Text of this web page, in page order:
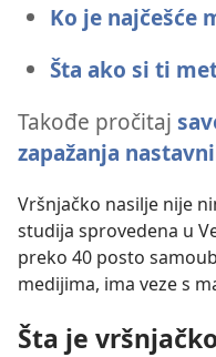
Ko je najčešće
Šta ako si ti
Takođe pročitaj
zapažanja
Vršnjačko nasilje nije
studija sprovedena u
preko 40 posto
medijima, ima veze s
Šta je